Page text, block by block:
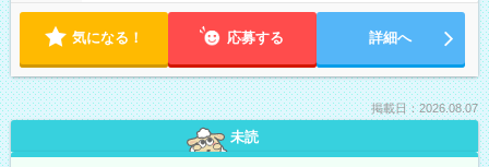
気になる！ 応募する 詳細へ
掲載日：2026.08.07
未読